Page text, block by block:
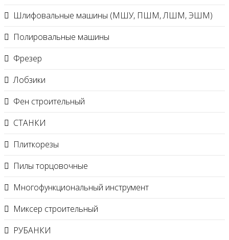
Шлифовальные машины (МШУ, ПШМ, ЛШМ, ЭШМ)
Полировальные машины
Фрезер
Лобзики
Фен строительный
СТАНКИ
Плиткорезы
Пилы торцовочные
Многофункциональный инструмент
Миксер строительный
РУБАНКИ